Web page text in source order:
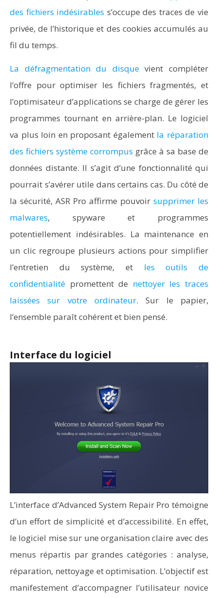
des fichiers indésirables s’occupe des traces de vie
privée, de l’historique et des cookies accumulés au
fil du temps.
La défragmentation du disquevient compléter
l’offre pour optimiser les fichiers fragmentés, et
l’optimisateur d’applications se charge de gérer les
programmes tournant en arrière-plan. Le logiciel
va plus loin en proposant également la réparation
des fichiers système corrompus grâce à sa base de
données distante. Il s’agit d’une fonctionnalité qui
pourrait s’avérer utile dans certains cas. Du côté de
la sécurité, ASR Pro affirme pouvoir supprimer les
malwares, spyware et programmes
potentiellement indésirables. La maintenance en
un clic regroupe plusieurs actions pour simplifier
l’entretien du système, et les outils de
confidentialité promettent de nettoyer les traces
laissées sur votre ordinateur. Sur le papier,
l’ensemble paraît cohérent et bien pensé.
Interface du logiciel
L’interface d’Advanced System Repair Pro témoigne
d’un effort de simplicité et d’accessibilité. En effet,
le logiciel mise sur une organisation claire avec des
menus répartis par grandes catégories : analyse,
réparation, nettoyage et optimisation. L’objectif est
manifestement d’accompagner l’utilisateur novice